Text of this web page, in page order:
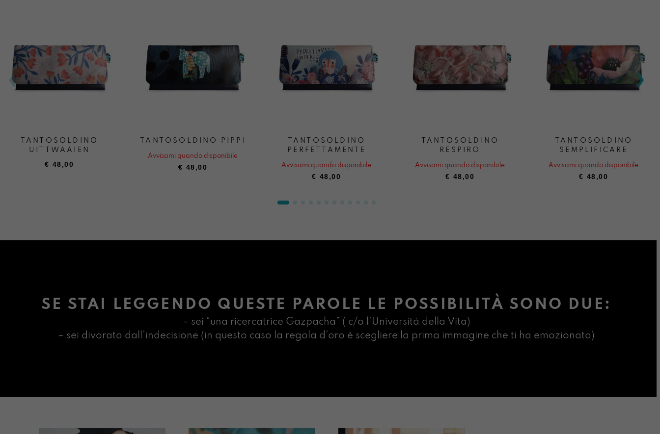
TANTOSOLDINO
UITTWAAIEN
€ 48,00
TANTOSOLDINO PIPPI
Avvisami quando disponibile
€ 48,00
TANTOSOLDINO
PERFETTAMENTE
Avvisami quando disponibile
€ 48,00
TANTOSOLDINO
RESPIRO
Avvisami quando disponibile
€ 48,00
TANTOSOLDINO
SEMPLIFICARE
Avvisami quando disponibile
€ 48,00
SE STAI LEGGENDO QUESTE PAROLE LE POSSIBILITÀ SONO DUE:
– sei “una ricercatrice Gazpacha” ( c/o l’Università della Vita)
– sei divorata dall’indecisione (in questo caso la regola d’oro è scegliere la prima immagine che ti ha emozionata)